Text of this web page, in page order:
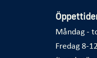
Måndag -
Fredag 8-12